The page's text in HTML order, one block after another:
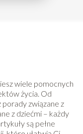
wiele pomocnych
życia. Od
związane z
z dziećmi – każdy
są pełne